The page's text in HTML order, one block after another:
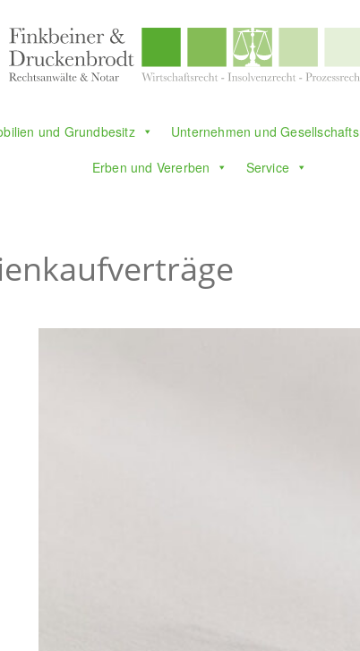
und Grundbesitz Unternehmen und
Erben und Vererben
Service